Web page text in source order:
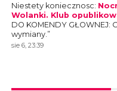
Niestety koniecznosc:
Wolanki. Klub
DO KOMENDY GŁOWNEJ:
wymiany. ”
sie 6, 23:39